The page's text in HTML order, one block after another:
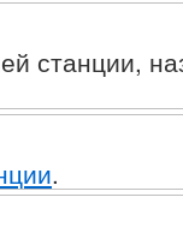
станции,
.